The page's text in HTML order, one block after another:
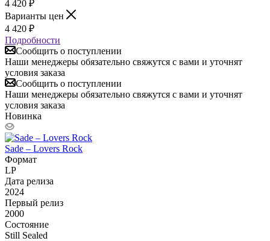
4 420 ₽
Варианты цен
4 420 ₽
Подробности
Сообщить о поступлении
Наши менеджеры обязательно свяжутся с вами и уточнят
условия заказа
Сообщить о поступлении
Наши менеджеры обязательно свяжутся с вами и уточнят
условия заказа
Новинка
Sade – Lovers Rock
Формат
LP
Дата релиза
2024
Первый релиз
2000
Состояние
Still Sealed